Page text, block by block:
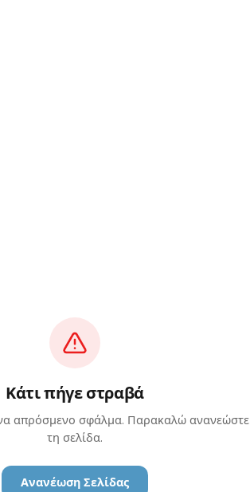
Κάτι πήγε στραβά
απρόσμενο σφάλμα. Παρακαλώ ανανεώστε
τη σελίδα.
Ανανέωση Σελίδας